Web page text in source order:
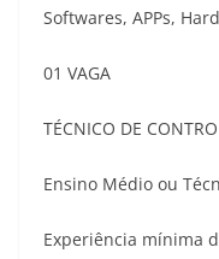
Softwares, APPs,
01 VAGA
TÉCNICO DE
Ensino Médio ou
Experiência mínima